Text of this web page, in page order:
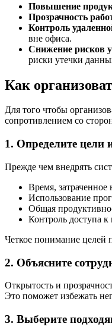
Повышение
Прозрачность
Контроль
вне офиса.
Снижение рисков
риски утечки
Как
Для того чтобы
сопротивлением со
1. Определите цели
Прежде чем внедрять
Время, затраченное
Использование
Общая
Контроль доступа
Четкое понимание целей
2. Объясните
Открытость и
Это поможет избежать
3. Выберите